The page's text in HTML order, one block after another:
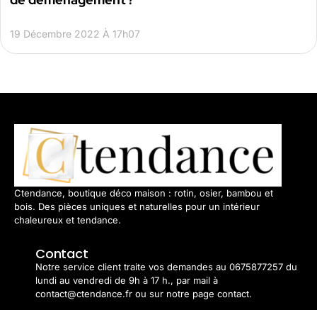
19 Décembre 2022 À 17h07
Ctendance, boutique déco maison : rotin, osier, bambou et
bois. Des pièces uniques et naturelles pour un intérieur
chaleureux et tendance.
Contact
Notre service client traite vos demandes au 0675877257 du
lundi au vendredi de 9h à 17 h., par mail à
contact@ctendance.fr ou sur notre page contact.